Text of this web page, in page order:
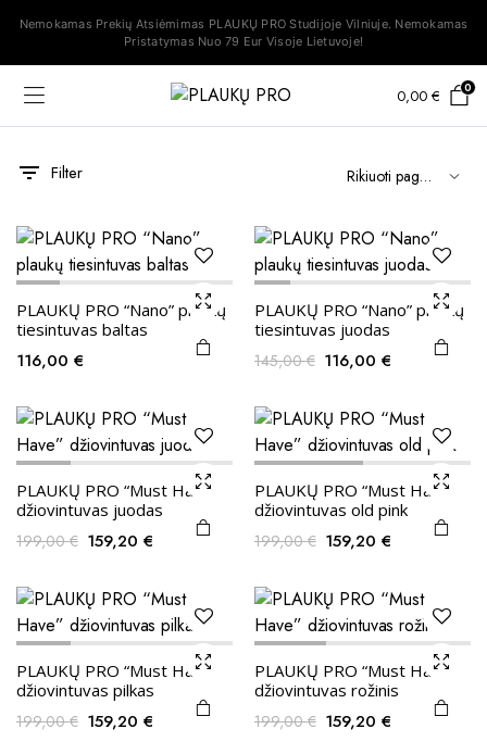
Nemokamas Prekių Atsiėmimas PLAUKŲ PRO Studijoje Vilniuje. Nemokamas
Pristatymas Nuo 79 Eur Visoje Lietuvoje!
0,00 € 0
Filter
PLAUKŲ PRO “Nano” plaukų
tiesintuvas baltas
116,00 €
PLAUKŲ PRO “Nano” plaukų
tiesintuvas juodas
145,00€ Original
was:
145,00 €.
116,00 €Current
is:
116,00 €.
PLAUKŲ PRO “Must Have”
džiovintuvas juodas
199,00€ Original
was:
199,00 €.
159,20 €Current
is:
159,20 €.
PLAUKŲ PRO “Must Have”
džiovintuvas old pink
199,00€ Original
was:
199,00 €.
159,20 €Current
is:
159,20 €.
PLAUKŲ PRO “Must Have”
džiovintuvas pilkas
199,00€ Original
159,20 €Current
PLAUKŲ PRO “Must Have”
džiovintuvas rožinis
199,00€ Original
159,20 €Current